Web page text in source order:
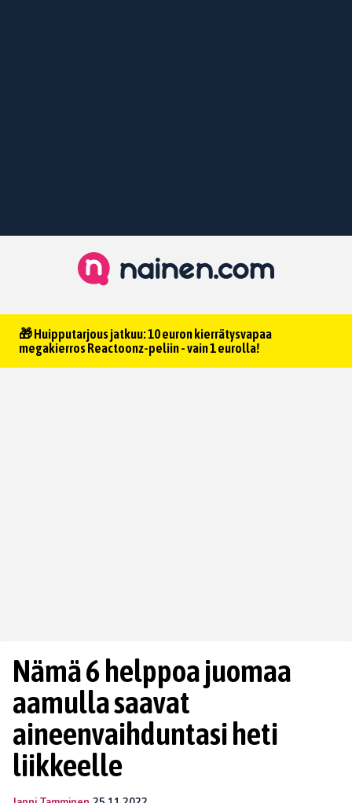
🎁 Huipputarjous jatkuu: 10 euron kierrätysvapaa
megakierros Reactoonz-peliin - vain 1 eurolla!
Nämä 6 helppoa juomaa
aamulla saavat
aineenvaihduntasi heti
liikkeelle